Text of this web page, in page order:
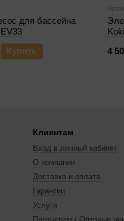
для бассейна
Купить
4
Клиентам
Вход в личный кабинет
О компании
Доставка и оплата
Гарантии
Услуги